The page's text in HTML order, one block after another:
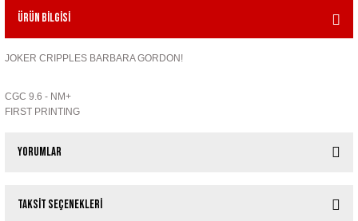
Ürün Bilgisi
JOKER CRIPPLES BARBARA GORDON!
CGC 9.6 - NM+
FIRST PRINTING
Yorumlar
Taksit Seçenekleri